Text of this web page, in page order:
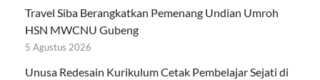
Travel Siba Berangkatkan Pemenang Undian Umroh
HSN MWCNU Gubeng
5 Agustus 2026
Unusa Redesain Kurikulum Cetak Pembelajar Sejati di